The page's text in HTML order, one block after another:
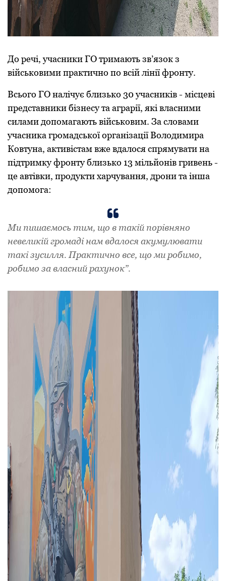
До речі, учасники ГО тримають зв’язок з
військовими практично по всій лінії фронту.
Всього ГО налічує близько 30 учасників - місцеві
представники бізнесу та аграрії, які власними
силами допомагають військовим. За словами
учасника громадської організації Володимира
Ковтуна, активістам вже вдалося спрямувати на
підтримку фронту близько 13 мільйонів гривень -
це автівки, продукти харчування, дрони та інша
допомога:
Ми пишаємось тим, що в такій порівняно
невеликій громаді нам вдалося акумулювати
такі зусилля. Практично все, що ми робимо,
робимо за власний рахунок”.